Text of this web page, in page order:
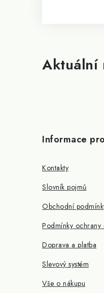
Aktuální
Informace
Kontakty
Slovník pojmů
Obchodní
Podmínky ochrany
Doprava a platba
Slevový systém
Vše o nákupu